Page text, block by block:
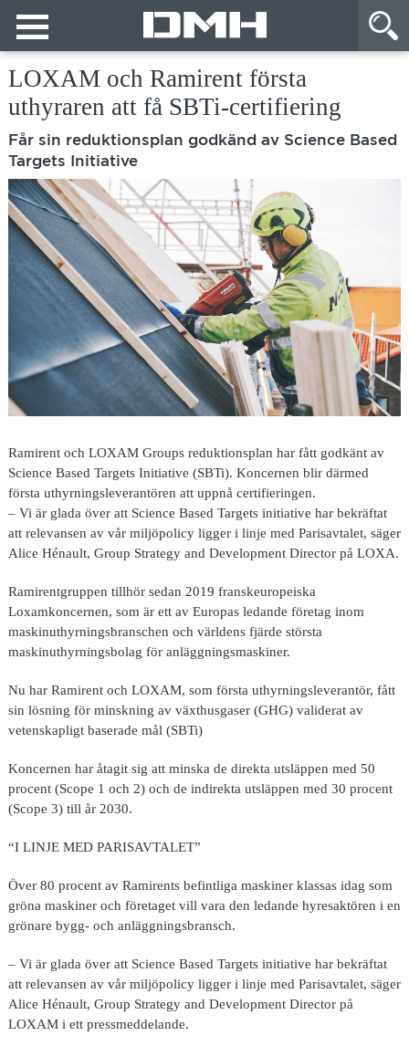
LOXAM och Ramirent första
uthyraren att få SBTi-certifiering
Får sin reduktionsplan godkänd av Science Based
Targets Initiative
Ramirent och LOXAM Groups reduktionsplan har fått godkänt av
Science Based Targets Initiative (SBTi). Koncernen blir därmed
första uthyrningsleverantören att uppnå certifieringen.
– Vi är glada över att Science Based Targets initiative har bekräftat
att relevansen av vår miljöpolicy ligger i linje med Parisavtalet, säger
Alice Hénault, Group Strategy and Development Director på LOXA.
Ramirentgruppen tillhör sedan 2019 franskeuropeiska
Loxamkoncernen, som är ett av Europas ledande företag inom
maskinuthyrningsbranschen och världens fjärde största
maskinuthyrningsbolag för anläggningsmaskiner.
Nu har Ramirent och LOXAM, som första uthyrningsleverantör, fått
sin lösning för minskning av växthusgaser (GHG) validerat av
vetenskapligt baserade mål (SBTi)
Koncernen har åtagit sig att minska de direkta utsläppen med 50
procent (Scope 1 och 2) och de indirekta utsläppen med 30 procent
(Scope 3) till år 2030.
“I LINJE MED PARISAVTALET”
Över 80 procent av Ramirents befintliga maskiner klassas idag som
gröna maskiner och företaget vill vara den ledande hyresaktören i en
grönare bygg- och anläggningsbransch.
– Vi är glada över att Science Based Targets initiative har bekräftat
att relevansen av vår miljöpolicy ligger i linje med Parisavtalet, säger
Alice Hénault, Group Strategy and Development Director på
LOXAM i ett pressmeddelande.